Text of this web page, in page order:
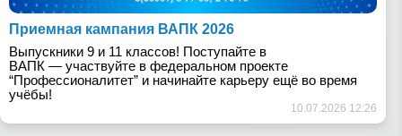
Приемная кампания ВАПК 2026
Выпускники 9 и 11 классов! Поступайте в
ВАПК — участвуйте в федеральном проекте
“Профессионалитет” и начинайте карьеру ещё во время
учёбы!
10.07.2026 12:26